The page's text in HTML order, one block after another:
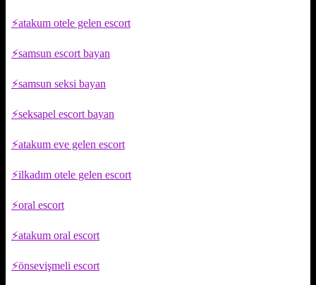
atakum otele gelen escort
samsun escort bayan
samsun seksi bayan
seksapel escort bayan
atakum eve gelen escort
ilkadım otele gelen escort
oral escort
atakum oral escort
önsevişmeli escort